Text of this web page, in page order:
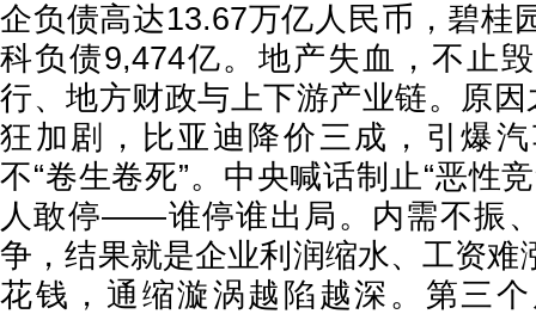
企负债高达13.67万亿人民币，碧桂
科负债9,474亿。地产失血，不止
行、地方财政与上下游产业链。原因
狂加剧，比亚迪降价三成，引爆
不“卷生卷死”。中央喊话制止“恶性
人敢停——谁停谁出局。内需不振
争，结果就是企业利润缩水、工资难
花钱，通缩漩涡越陷越深。第三